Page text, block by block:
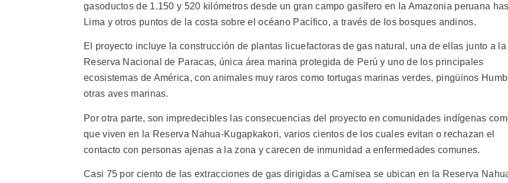
gasoductos de 1.150 y 520 kilómetros desde un gran campo gasífero en la Amazonia peruana
Lima y otros puntos de la costa sobre el océano Pacífico, a través de los bosques andinos.
El proyecto incluye la construcción de plantas licuefactoras de gas natural, una de ellas junto a la
Reserva Nacional de Paracas, única área marina protegida de Perú y uno de los principales
ecosistemas de América, con animales muy raros como tortugas marinas verdes, pingüinos
otras aves marinas.
Por otra parte, son impredecibles las consecuencias del proyecto en comunidades indígenas
que viven en la Reserva Nahua-Kugapkakori, varios cientos de los cuales evitan o rechazan el
contacto con personas ajenas a la zona y carecen de inmunidad a enfermedades comunes.
Casi 75 por ciento de las extracciones de gas dirigidas a Camisea se ubican en la Reserva